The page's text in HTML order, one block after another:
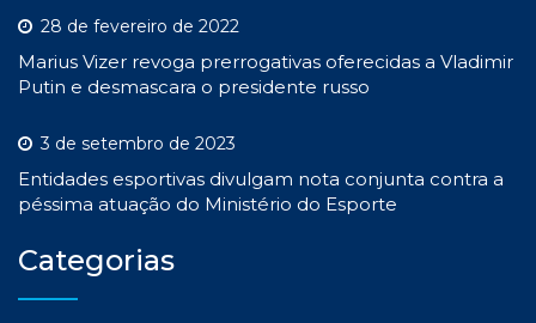
28 de fevereiro de 2022
Marius Vizer revoga prerrogativas oferecidas a Vladimir
Putin e desmascara o presidente russo
3 de setembro de 2023
Entidades esportivas divulgam nota conjunta contra a
péssima atuação do Ministério do Esporte
Categorias